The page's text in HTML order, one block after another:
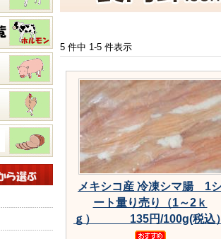
5 件中 1-5 件表示
メキシコ産 冷凍シマ腸 1
ート量り売り（1～2ｋ
ｇ） 135円/100g(税込